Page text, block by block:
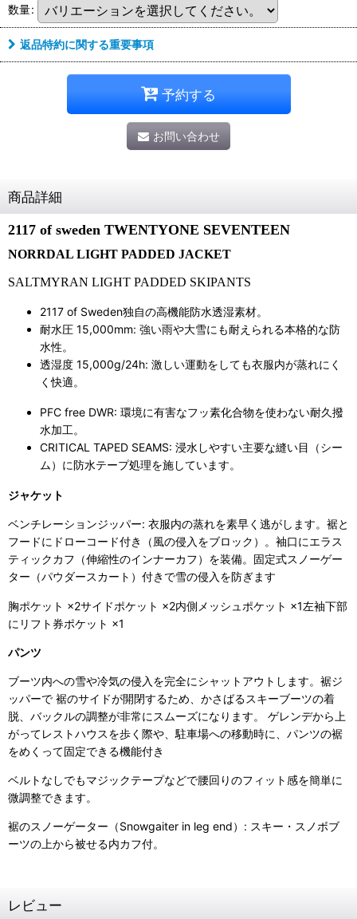
数量:
返品特約に関する重要事項
予約する
お問い合わせ
商品詳細
2117 of sweden TWENTYONE SEVENTEEN
NORRDAL LIGHT PADDED JACKET
SALTMYRAN LIGHT PADDED SKIPANTS
2117 of Sweden独自の高機能防水透湿素材。
耐水圧 15,000mm: 強い雨や大雪にも耐えられる本格的な防
水性。
透湿度 15,000g/24h: 激しい運動をしても衣服内が蒸れにく
く快適。
PFC free DWR: 環境に有害なフッ素化合物を使わない耐久撥
水加工。
CRITICAL TAPED SEAMS: 浸水しやすい主要な縫い目（シー
ム）に防水テープ処理を施しています。
ジャケット
ベンチレーションジッパー: 衣服内の蒸れを素早く逃がします。裾と
フードにドローコード付き（風の侵入をブロック）。袖口にエラス
ティックカフ（伸縮性のインナーカフ）を装備。固定式スノーゲー
ター（パウダースカート）付きで雪の侵入を防ぎます
胸ポケット ×2サイドポケット ×2内側メッシュポケット ×1左袖下部
にリフト券ポケット ×1
パンツ
ブーツ内への雪や冷気の侵入を完全にシャットアウトします。裾ジ
ッパーで 裾のサイドが開閉するため、かさばるスキーブーツの着
脱、バックルの調整が非常にスムーズになります。 ゲレンデから上
がってレストハウスを歩く際や、駐車場への移動時に、パンツの裾
をめくって固定できる機能付き
ベルトなしでもマジックテープなどで腰回りのフィット感を簡単に
微調整できます。
裾のスノーゲーター（Snowgaiter in leg end）: スキー・スノボブ
ーツの上から被せる内カフ付。
レビュー